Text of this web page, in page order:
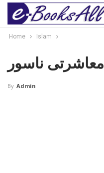
Home Islam
ناسور
By Admin